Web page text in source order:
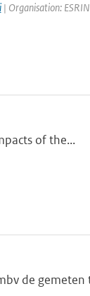
| Organisation:
of the...
de gemeten